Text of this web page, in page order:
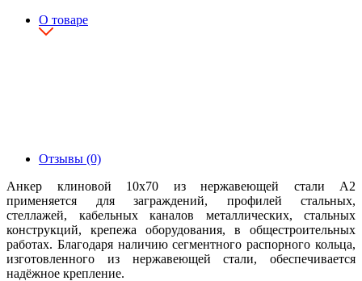
О товаре
Отзывы (0)
Анкер клиновой 10х70 из нержавеющей стали А2
применяется для заграждений, профилей стальных,
стеллажей, кабельных каналов металлических, стальных
конструкций, крепежа оборудования, в общестроительных
работах. Благодаря наличию сегментного распорного кольца,
изготовленного из нержавеющей стали, обеспечивается
надёжное крепление.